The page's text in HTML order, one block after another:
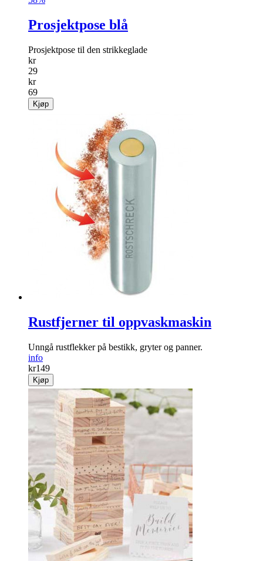
Prosjektpose blå
Prosjektpose til den strikkeglade
kr
29
kr
69
Kjøp
Rustfjerner til oppvaskmaskin
Unngå rustflekker på bestikk, gryter og panner.
info
kr149
Kjøp